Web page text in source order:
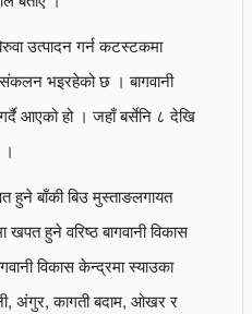
उत्पादन गर्न कटस्टकमा
भइरहेको छ । बागवानी
आएको हो । जहाँ बर्सेनि ८ देखि
हुने बाँकी बिउ मुस्ताङलगायत
हुने वरिष्ठ बागवानी विकास
विकास केन्द्रमा स्याउका
अंगुर, कागती बदाम, ओखर र